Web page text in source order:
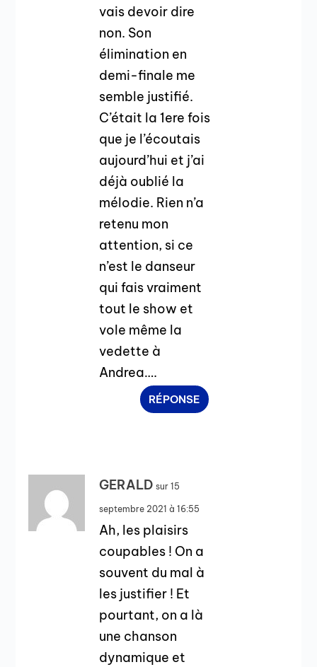
vais devoir dire
non. Son
élimination en
demi-finale me
semble justifié.
C’était la 1ere fois
que je l’écoutais
aujourd’hui et j’ai
déjà oublié la
mélodie. Rien n’a
retenu mon
attention, si ce
n’est le danseur
qui fais vraiment
tout le show et
vole même la
vedette à
Andrea….
RÉPONSE
GERALD sur 15
septembre 2021 à 16:55
Ah, les plaisirs
coupables ! On a
souvent du mal à
les justifier ! Et
pourtant, on a là
une chanson
dynamique et